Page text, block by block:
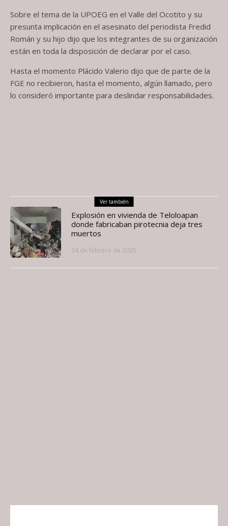
Sobre el tema de la UPOEG en el Valle del Ocotito y su
presunta implicación en el asesinato del periodista Fredid
Román y su hijo dijo que los integrantes de su organización
están en toda la disposición de declarar por el caso.
Hasta el momento Plácido Valerio dijo que de parte de la
FGE no recibieron, hasta el momento, algún llamado, pero
lo consideró importante para deslindar responsabilidades.
Ver también
Explosión en vivienda de Teloloapan
donde fabricaban pirotecnia deja tres
muertos
24 de febrero de 2025